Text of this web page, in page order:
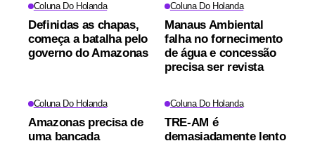
Coluna Do Holanda
Definidas as chapas,
começa a batalha pelo
governo do Amazonas
Coluna Do Holanda
Manaus Ambiental
falha no fornecimento
de água e concessão
precisa ser revista
Coluna Do Holanda
Amazonas precisa de
uma bancada
Coluna Do Holanda
TRE-AM é
demasiadamente lento